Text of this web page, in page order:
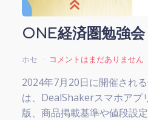
ONE経済圏勉強
ホセ コメントはまだありません
2024年7月20日に開催され
は、DealShakerスマホアプ
版、商品掲載基準や値段設